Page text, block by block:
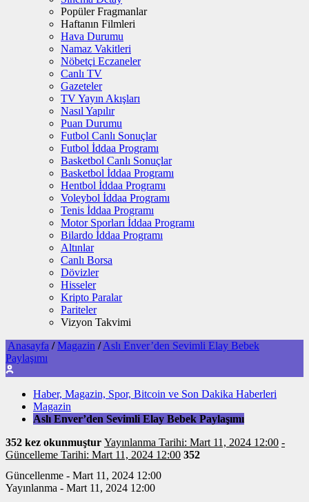
Popüler Fragmanlar
Haftanın Filmleri
Hava Durumu
Namaz Vakitleri
Nöbetçi Eczaneler
Canlı TV
Gazeteler
TV Yayın Akışları
Nasıl Yapılır
Puan Durumu
Futbol Canlı Sonuçlar
Futbol İddaa Programı
Basketbol Canlı Sonuçlar
Basketbol İddaa Programı
Hentbol İddaa Programı
Voleybol İddaa Programı
Tenis İddaa Programı
Motor Sporları İddaa Programı
Bilardo İddaa Programı
Altınlar
Canlı Borsa
Dövizler
Hisseler
Kripto Paralar
Pariteler
Vizyon Takvimi
Anasayfa / Magazin / Aslı Enver’den Sevimli Elay Bebek
Paylaşımı
Haber, Magazin, Spor, Bitcoin ve Son Dakika Haberleri
Magazin
Aslı Enver’den Sevimli Elay Bebek Paylaşımı
352 kez okunmuştur Yayınlanma Tarihi: Mart 11, 2024 12:00 -
Güncelleme Tarihi: Mart 11, 2024 12:00 352
Güncellenme - Mart 11, 2024 12:00
Yayınlanma - Mart 11, 2024 12:00